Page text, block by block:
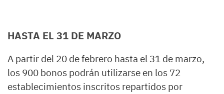
HASTA EL 31 DE MARZO
A partir del 20 de febrero hasta el 31 de marzo,
los 900 bonos podrán utilizarse en los 72
establecimientos inscritos repartidos por